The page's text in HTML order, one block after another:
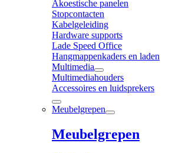
Akoestische panelen
Stopcontacten
Kabelgeleiding
Hardware supports
Lade Speed Office
Hangmappenkaders en laden
Multimedia
Multimediahouders
Accessoires en luidsprekers
Meubelgrepen
Meubelgrepen